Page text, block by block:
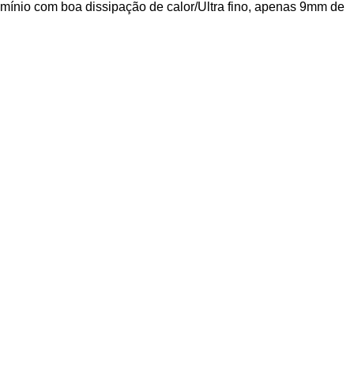
com boa dissipação de calor/Ultra fino, apenas 9mm de